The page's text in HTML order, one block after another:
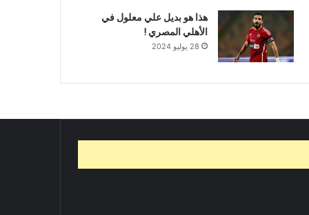
هذا هو بديل علي معلول في
الأهلي المصري !
28 يوليو 2024